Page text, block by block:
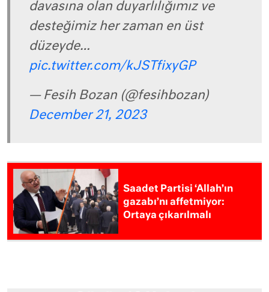
davasına olan duyarlılığımız ve
desteğimiz her zaman en üst
düzeyde…
pic.twitter.com/kJSTfixyGP
— Fesih Bozan (@fesihbozan)
December 21, 2023
Saadet Partisi ‘Allah’ın
gazabı’nı affetmiyor:
Ortaya çıkarılmalı